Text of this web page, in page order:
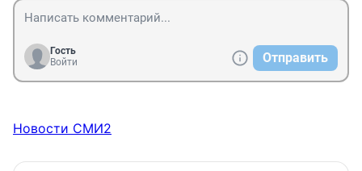
Гость
Войти
Отправить
Новости СМИ2